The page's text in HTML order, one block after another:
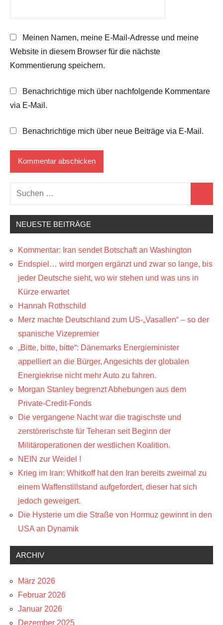
Meinen Namen, meine E-Mail-Adresse und meine
Website in diesem Browser für die nächste
Kommentierung speichern.
Benachrichtige mich über nachfolgende Kommentare
via E-Mail.
Benachrichtige mich über neue Beiträge via E-Mail.
Suchen
nach:
NEUESTE BEITRÄGE
Kommentar: Iran sendet Botschaft an Washington
Endspiel… wird morgen ergänzt und zwar so lange, bis
jeder Deutsche sieht, wo wir stehen und was uns in
Kürze erwartet
Hannah Rothschild
Merz machte Deutschland zum US-„Vasallen“ – so der
spanische Vizepremier
„Bitte, bitte, bitte“: Dänemarks Energieminister
appelliert an die Bürger, Angesichts der globalen
Energiekrise nicht mehr Auto zu fahren.
Morgan Stanley begrenzt Abhebungen aus dem
Private-Credit-Fonds
Die vergangene Nacht war die tragischste und
zerstörerischste für Teheran seit Beginn der
Militäroperationen der westlichen Koalition.
NEIN zur Weidel !
Krieg im Iran: Whitkoff hat den Iran bereits zweimal zu
einem Waffenstillstand aufgefordert, dieser hat sich
jedoch geweigert.
Die Hysterie um die Straße von Hormuz gewinnt in den
USA an Dynamik
ARCHIV
März 2026
Februar 2026
Januar 2026
Dezember 2025